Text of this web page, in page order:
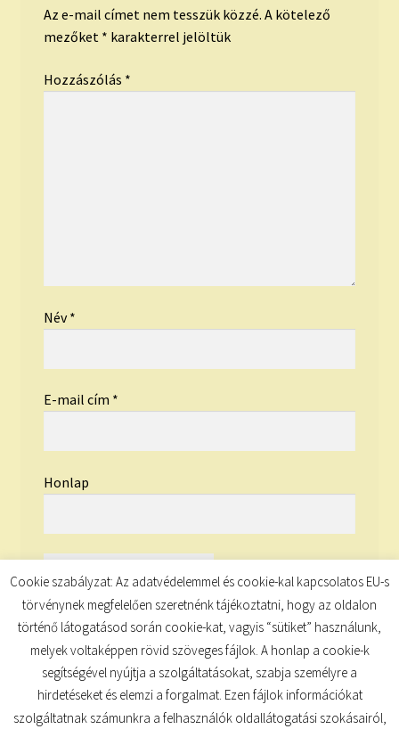
Az e-mail címet nem tesszük közzé. A kötelező
mezőket * karakterrel jelöltük
Hozzászólás *
Név*
E-mail cím *
Honlap
Cookie szabályzat: Az adatvédelemmel és cookie-kal kapcsolatos EU-s
törvénynek megfelelően szeretnénk tájékoztatni, hogy az oldalon
történő látogatásod során cookie-kat, vagyis “sütiket” használunk,
melyek voltaképpen rövid szöveges fájlok. A honlap a cookie-k
segítségével nyújtja a szolgáltatásokat, szabja személyre a
hirdetéseket és elemzi a forgalmat. Ezen fájlok információkat
szolgáltatnak számunkra a felhasználók oldallátogatási szokásairól,